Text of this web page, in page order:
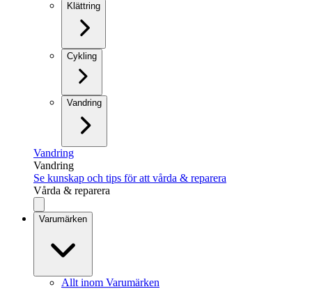
Klättring
Cykling
Vandring
Vandring
Vandring
Se kunskap och tips för att vårda & reparera
Vårda & reparera
Varumärken
Allt inom Varumärken